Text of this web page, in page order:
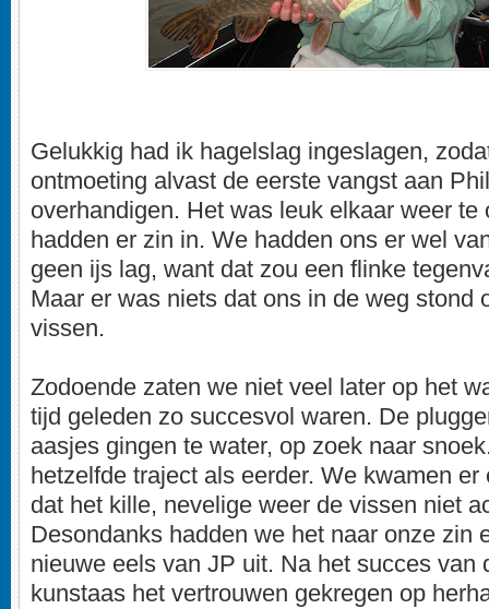
Gelukkig had ik hagelslag ingeslagen,
ontmoeting alvast de eerste vangst aan
overhandigen. Het was leuk elkaar weer te
hadden er zin in. We hadden ons er wel
geen ijs lag, want dat zou een flinke
Maar er was niets dat ons in de weg stond
vissen.
Zodoende zaten we niet veel later op het
tijd geleden zo succesvol waren. De
aasjes gingen te water, op zoek naar
hetzelfde traject als eerder. We kwamen er
dat het kille, nevelige weer de vissen niet
Desondanks hadden we het naar onze zin
nieuwe eels van JP uit. Na het succes van
kunstaas het vertrouwen gekregen op